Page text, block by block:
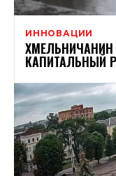
ИННОВАЦИИ
КАПИТАЛЬНЫЙ